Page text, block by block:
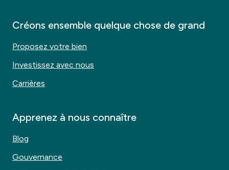
Créons ensemble quelque chose de grand
Proposez votre bien
Investissez avec nous
Carrières
Apprenez à nous connaître
Blog
Gouvernance